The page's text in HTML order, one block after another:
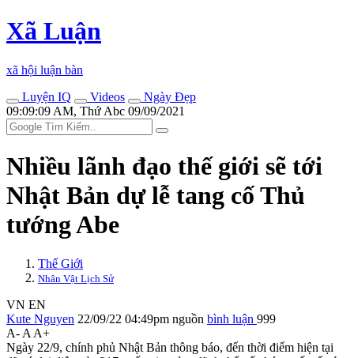
Xã Luận
xã hội luận bàn
Luyện IQ
Videos
Ngày Đẹp
09:09:09 AM, Thứ Abc 09/09/2021
Nhiều lãnh đạo thế giới sẽ tới
Nhật Bản dự lễ tang cố Thủ
tướng Abe
Thế Giới
Nhân Vật Lịch Sử
VN EN
Kute Nguyen 22/09/22 04:49pm nguồn bình luận 999
A- A A+
Ngày 22/9, chính phủ Nhật Bản thông báo, đến thời điểm hiện tại